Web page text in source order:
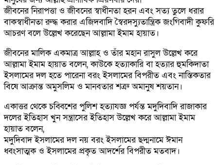
জীবনের নিরাপত্তা ও জীবনের স্বাধীনতা হরন এবং সত্য তুলে ধরার
বাকস্বাধীনতা রুদ্ধ করার এজিদবাদি স্বৈরদস্যুতান্ত্রিক জংগিবাদী কুফরি
আচরণ বলে উল্লেখ করেছেন আল্লামা ইমাম হায়াত।
জীবনের মালিক একমাত্র আল্লাহ ও তাঁর মহান রাসুল উল্লেখ করে
আল্লামা ইমাম হায়াত বলেন, কাউকে হত্যাকারি বা হত্যার হুমকিদাতা
ইসলামের দল হতে পারেনা বরং ইসলামের বিপরীত এবং নাস্তিকতার
বিষে আক্রান্ত অমুসলিম ও মানবতার শত্রু অমানুষ শয়তান।
একাত্তর থেকে চব্বিশের পুলিশ হত্যাযজ্ঞ পর্যন্ত মদুদিবাদি রাজাকার
দলের ইতিহাস খুন সন্ত্রাসের ইতিহাস উল্লেখ করে আল্লামা ইমাম
হায়াত বলেন,
মদুদিবাদ ইসলামের দল নয় বরং ইসলামের ছদ্মনামে ঈমান
ধ্বংসাত্মক ও ইসলামের প্রকৃত আদর্শের বিপরীত মতবাদ।